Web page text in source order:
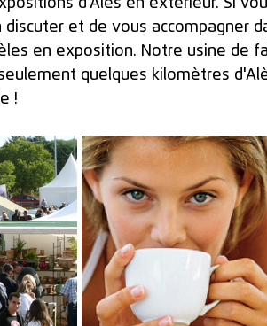
d'Alès en extérieur. Si
discuter et de vous accompagner
en exposition. Notre usine de
quelques kilomètres
!